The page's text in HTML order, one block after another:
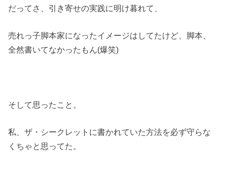
だってさ、引き寄せの実践に明け暮れて、
売れっ子脚本家になったイメージはしてたけど、脚本、
全然書いてなかったもん(爆笑)
そして思ったこと。
私、ザ・シークレットに書かれていた方法を必ず守らな
くちゃと思ってた。